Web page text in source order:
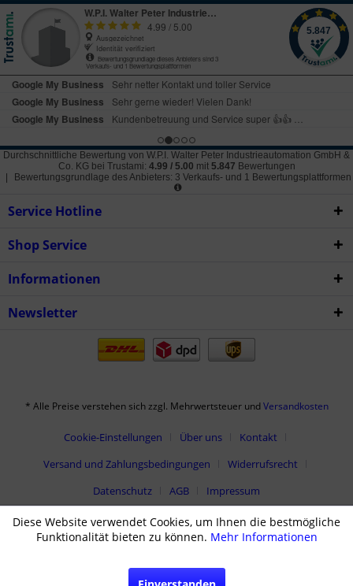
Durchschnittliche Bewertung von W.P.I. Walter Peter Industrieautomation GmbH &
Co. KG bei Trustami: 4.99 / 5.00 mit 5.847 Bewertungen
Bewertungsgrundlage des Anbieters: 3 Verkaufs- und 1 Bewertungsplattformen
Service Hotline
Shop Service
Informationen
Newsletter
* Alle Preise verstehen sich zzgl. Mehrwertsteuer undVersandkosten
Cookie-Einstellungen Über uns
Kontakt
Versand und Zahlungsbedingungen
Widerrufsrecht
Datenschutz
AGB Impressum
Diese Website verwendet Cookies, um Ihnen die bestmögliche
Funktionalität bieten zu können. Mehr Informationen